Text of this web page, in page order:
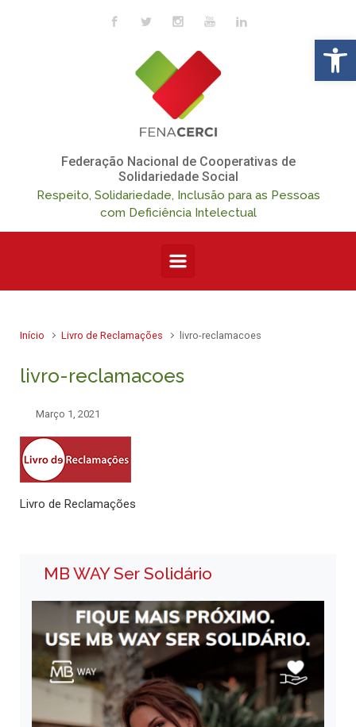
Skip to main content
Federação Nacional de Cooperativas de
Solidariedade Social
Respeito, Solidariedade, Inclusão para as Pessoas
com Deficiência Intelectual
Início Livro de Reclamações livro-reclamacoes
livro-reclamacoes
Março 1, 2021
Livro de Reclamações
MB WAY Ser Solidário